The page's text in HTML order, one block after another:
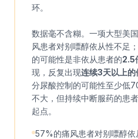
环。
数据毫不含糊。一项大型美
风患者对别嘌醇依从性不足
的可能性是非依从患者的2.5
现，反复出现连续3天以上的
分尿酸控制的可能性至少低
不大，但持续中断服药的患
起点。
57%的痛风患者对别嘌醇